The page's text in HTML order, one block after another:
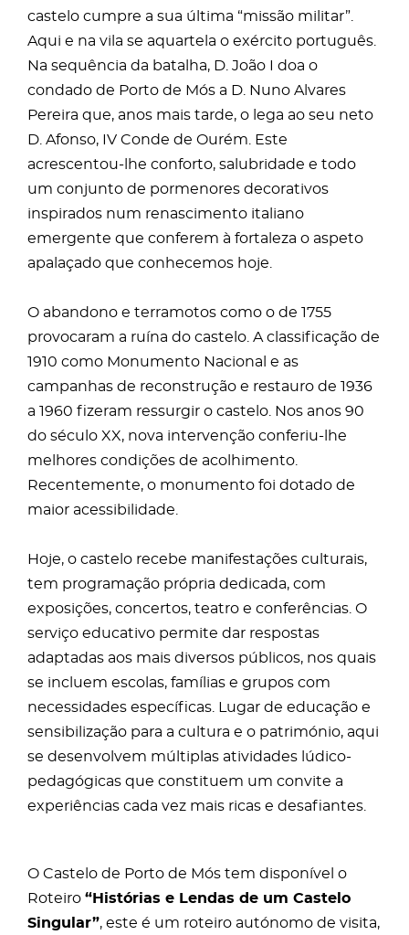
castelo cumpre a sua última “missão militar”.
Aqui e na vila se aquartela o exército português.
Na sequência da batalha, D. João I doa o
condado de Porto de Mós a D. Nuno Alvares
Pereira que, anos mais tarde, o lega ao seu neto
D. Afonso, IV Conde de Ourém. Este
acrescentou-lhe conforto, salubridade e todo
um conjunto de pormenores decorativos
inspirados num renascimento italiano
emergente que conferem à fortaleza o aspeto
apalaçado que conhecemos hoje.
O abandono e terramotos como o de 1755
provocaram a ruína do castelo. A classificação de
1910 como Monumento Nacional e as
campanhas de reconstrução e restauro de 1936
a 1960 fizeram ressurgir o castelo. Nos anos 90
do século XX, nova intervenção conferiu-lhe
melhores condições de acolhimento.
Recentemente, o monumento foi dotado de
maior acessibilidade.
Hoje, o castelo recebe manifestações culturais,
tem programação própria dedicada, com
exposições, concertos, teatro e conferências. O
serviço educativo permite dar respostas
adaptadas aos mais diversos públicos, nos quais
se incluem escolas, famílias e grupos com
necessidades específicas. Lugar de educação e
sensibilização para a cultura e o património, aqui
se desenvolvem múltiplas atividades lúdico-
pedagógicas que constituem um convite a
experiências cada vez mais ricas e desafiantes.
O Castelo de Porto de Mós tem disponível o
Roteiro “Histórias e Lendas de um Castelo
Singular”, este é um roteiro autónomo de visita,